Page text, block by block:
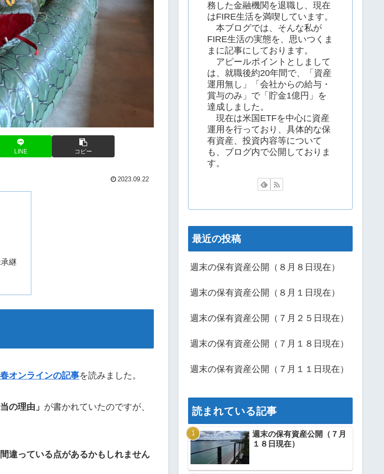
LINE コピー
2023.09.22
継
オンラインの記事を読みました。
の理由」 が書かれていたのですが、
違っている点があるかもしれません
務した金融機関を退職し、現在
はFIRE生活を満喫しています。
本ブログでは、そんな私が
FIRE生活の実態を、思いつくま
まに記事にしております。
アピールポイントとしまして
は、就職後約20年間で、「資産
運用無し」「会社からの給与・
賞与のみ」で「貯金1億円」を
達成しました。
現在は米国ETFを中心に資産
運用を行っており、具体的な保
有資産、投資内容等について
も、ブログ内で公開しておりま
す。
最近の投稿
週末の保有資産公開（８月８日現在）
週末の保有資産公開（８月１日現在）
週末の保有資産公開（７月２５日現在）
週末の保有資産公開（７月１８日現在）
週末の保有資産公開（７月１１日現在）
読まれている記事
週末の保有資産公開（７月
１８日現在）